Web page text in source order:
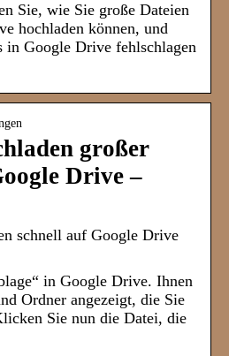
Sie, wie Sie große Dateien
hochladen können, und
in Google Drive fehlschlagen
großer
Drive –
schnell auf Google Drive
in Google Drive. Ihnen
Ordner angezeigt, die Sie
Sie nun die Datei, die